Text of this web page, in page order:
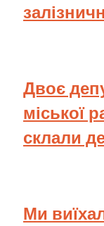
Двоє
міської
склали
Ми